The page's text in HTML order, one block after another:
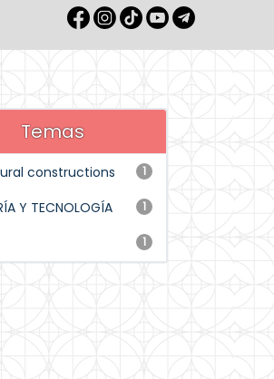
Temas
1
constructions
1
Y TECNOLOGÍA
1